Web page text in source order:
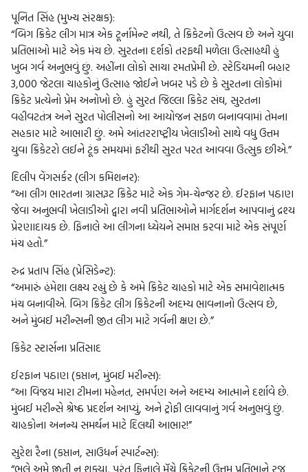
પૂનિત સિંહ (મુખ્ય સંરક્ષક):
“બિગ ક્રિકેટ લીગ માત્ર એક ટૂર્નામેન્ટ નથી, તે ક્રિકેટનો ઉત્સવ છે અને યુવા
પ્રતિભાઓ માટે એક મંચ છે. સુરતના દર્શકો તરફથી મળેલા ઉત્સાહથી હું
ખુબ ગર્વ અનુભવું છું. અહીંના લોકો સાચા રમતપ્રેમી છે. સ્ટેડિયમની બહાર
3,000 જેટલા ચાહકોનું ઉત્સાહ જોઈને ખબર પડે છે કે સુરતના લોકોમાં
ક્રિકેટ પ્રત્યેનો પ્રેમ અનોખો છે. હું સુરત જિલ્લા ક્રિકેટ સંઘ, સુરતના
વહીવટતંત્ર અને સુરત પોલીસનો આ આયોજન સફળ બનાવવામાં તેમના
સહકાર માટે આભારી છું. અમે આંતરરાષ્ટ્રીય ખેલાડીઓ સાથે વધુ ઉત્તમ
યુવા ક્રિકેટરો લઈને ટૂંક સમયમાં ફરીથી સુરત પરત આવવા ઉત્સુક છીએ.”
દિલીપ વેંગસર્કર (લીગ કમિશનર):
“આ લીગ ભારતના ગ્રાસરૂટ ક્રિકેટ માટે એક ગેમ-ચેન્જર છે. ઈરફાન પઠાણ
જેવા અનુભવી ખેલાડીઓ દ્વારા નવી પ્રતિભાઓને માર્ગદર્શન આપવાનું દ્રશ્ય
પ્રેરણાદાયક છે. ફિનાલે આ લીગના ધ્યેયને સમાપ્ત કરવા માટે એક સંપૂર્ણ
મંચ હતો.”
રુદ્ર પ્રતાપ સિંહ (પ્રેસિડેન્ટ):
“અમારું હંમેશા લક્ષ્ય રહ્યું છે કે અમે ક્રિકેટ ચાહકો માટે એક સમાવેશાત્મક
મંચ બનાવીએ. બિગ ક્રિકેટ લીગ ક્રિકેટની અદમ્ય ભાવનાનો ઉત્સવ છે,
અને મુંબઈ મરીન્સની જીત લીગ માટે ગર્વની ક્ષણ છે.”
ક્રિકેટ સ્ટાર્સના પ્રતિસાદ
ઈરફાન પઠાણ (કપ્તાન, મુંબઈ મરીન્સ):
“આ વિજય મારા ટીમના મહેનત, સમર્પણ અને અદમ્ય આત્માને દર્શાવે છે.
મુંબઈ મરીન્સે શ્રેષ્ઠ પ્રદર્શન આપ્યું, અને ટ્રોફી લાવવાનું ગર્વ અનુભવું છું.
ચાહકોના અનન્ય સમર્થન માટે દિલથી આભાર!”
સુરેશ રૈના (કપ્તાન, સાઉધર્ન સ્પાર્ટન્સ):
“ભલે અમે જીતી ન શક્યા, પરંતુ ફિનાલે મૅચે ક્રિકેટની ઉત્તમ પ્રતિભાને રજૂ